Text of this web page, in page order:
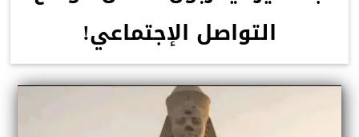
التواصل الإجتماعي!